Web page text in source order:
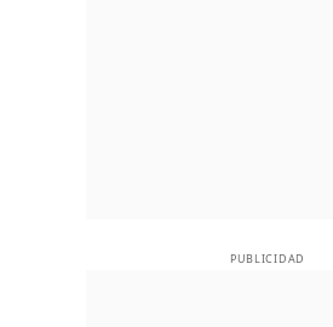
PUBLICIDAD